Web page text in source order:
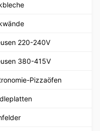
220-240V
380-415V
Pizzaöfen